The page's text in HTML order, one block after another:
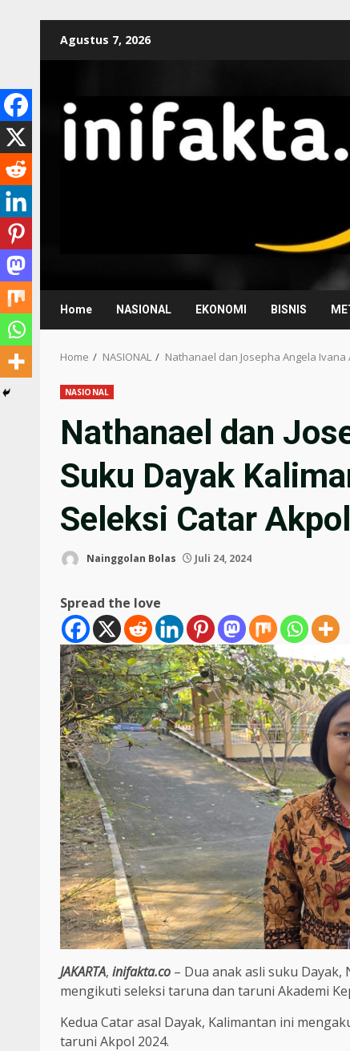
Agustus 7, 2026
Home NASIONAL EKONOMI BISNIS
Home NASIONAL Nathanael dan Josepha Angela
NASIONAL
Nathanael dan
Suku Dayak
Seleksi Catar
Nainggolan Bolas Juli 24, 2024
Spread the love
JAKARTA, inifakta.co – Dua anak asli suku Dayak,
mengikuti seleksi taruna dan taruni Akademi
Kedua Catar asal Dayak, Kalimantan ini
taruni Akpol 2024.